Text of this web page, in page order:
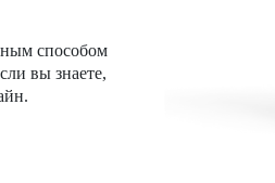
способом
вы знаете,